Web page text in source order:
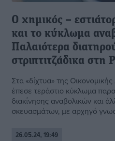
Ο χημικός –
και το κύκλωμα
Παλαιότερα
στριπτιτζάδικα στη
Στα «δίχτυα» της
έπεσε τεράστιο κύκλωμα
διακίνησης αναβολικών και
σκευασμάτων, με αρχηγό
26.05.24, 19:49